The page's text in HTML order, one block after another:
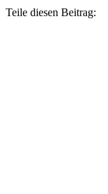
Teile diesen Beitrag: